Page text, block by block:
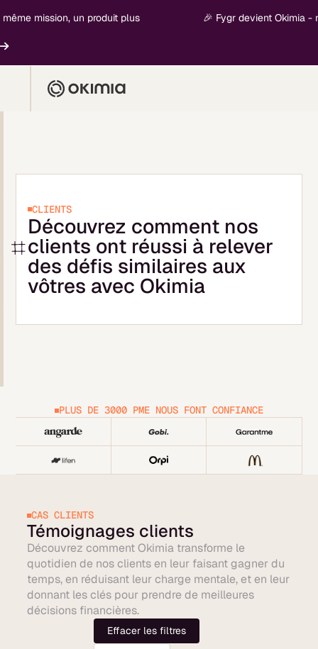
mission, un produit plus 🎉 Fygr devient Okimia -
CLIENTS
Découvrez comment nos
clients ont réussi à relever
des défis similaires aux
vôtres avec Okimia
PLUS DE 3000 PME NOUS FONT CONFIANCE
CAS CLIENTS
Témoignages clients
Découvrez comment Okimia transforme le
quotidien de nos clients en leur faisant gagner du
temps, en réduisant leur charge mentale, et en leur
donnant les clés pour prendre de meilleures
décisions financières.
Effacer les filtres